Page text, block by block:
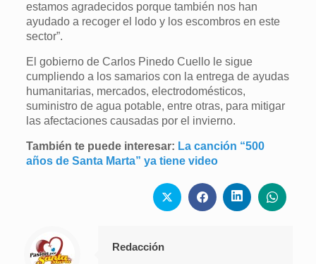
estamos agradecidos porque también nos han
ayudado a recoger el lodo y los escombros en este
sector”.
El gobierno de Carlos Pinedo Cuello le sigue
cumpliendo a los samarios con la entrega de ayudas
humanitarias, mercados, electrodomésticos,
suministro de agua potable, entre otras, para mitigar
las afectaciones causadas por el invierno.
También te puede interesar: La canción “500
años de Santa Marta” ya tiene video
Redacción